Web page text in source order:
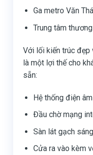
Ga metro Văn
Trung tâm
Với lối kiến trúc đẹp
là một lợi thế cho
sẵn:
Hệ thống điện
Đầu chờ mạng
Sàn lát gạch
Cửa ra vào kèm